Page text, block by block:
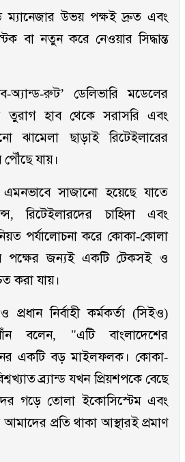
ম্যানেজার উভয় পক্ষই দ্রুত এবং
বা নতুন করে নেওয়ার সিদ্ধান্ত
অ্যান্ড-রুট’ ডেলিভারি মডেলের
তুরাগ হাব থেকে সরাসরি এবং
ছাড়াই রিটেইলারের
পৌঁছে যায়।
সাজানো হয়েছে যাতে
রিটেইলারদের চাহিদা এবং
পর্যালোচনা করে কোকা-কোলা
পক্ষের জন্যই একটি টেকসই ও
করা যায়।
প্রধান নির্বাহী কর্মকর্তা (সিইও)
"এটি বাংলাদেশের
একটি বড় মাইলফলক। কোকা-
ব্র্যান্ড যখন প্রিয়শপকে বেছে
গড়ে তোলা ইকোসিস্টেম এবং
প্রতি থাকা আস্থারই প্রমাণ